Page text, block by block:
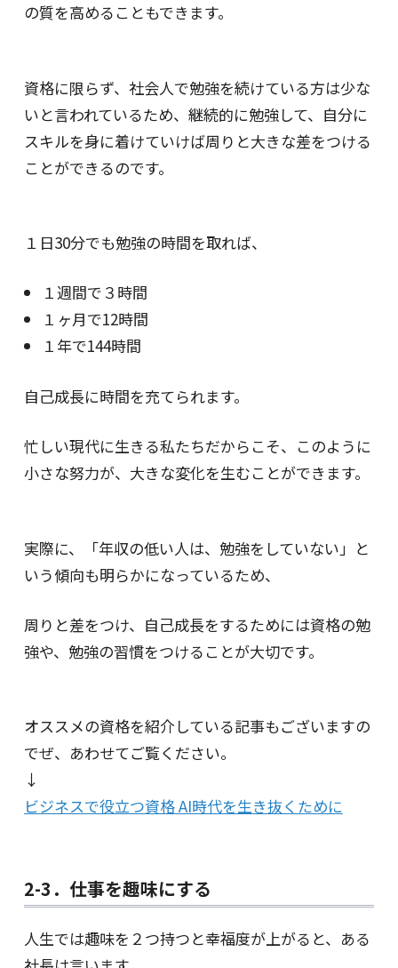
の質を高めることもできます。
資格に限らず、社会人で勉強を続けている方は少な
いと言われているため、継続的に勉強して、自分に
スキルを身に着けていけば周りと大きな差をつける
ことができるのです。
１日30分でも勉強の時間を取れば、
１週間で３時間
１ヶ月で12時間
１年で144時間
自己成長に時間を充てられます。
忙しい現代に生きる私たちだからこそ、このように
小さな努力が、大きな変化を生むことができます。
実際に、「年収の低い人は、勉強をしていない」と
いう傾向も明らかになっているため、
周りと差をつけ、自己成長をするためには資格の勉
強や、勉強の習慣をつけることが大切です。
オススメの資格を紹介している記事もございますの
でぜ、あわせてご覧ください。
↓
ビジネスで役立つ資格 AI時代を生き抜くために
2-3．仕事を趣味にする
人生では趣味を２つ持つと幸福度が上がると、ある